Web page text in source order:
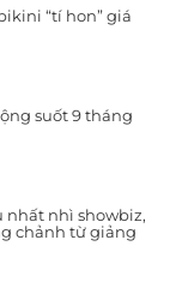
“tí hon” giá
suốt 9 tháng
nhất nhì showbiz,
chảnh từ giảng